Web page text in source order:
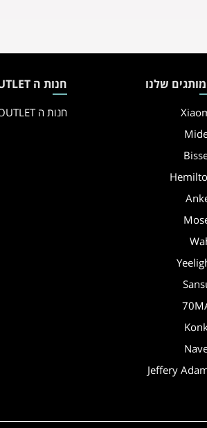
שלנו
Jeffery
חנות ה OUTLET
חנות ה OUTLET